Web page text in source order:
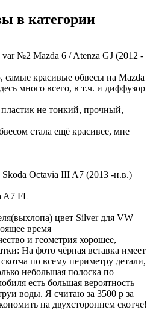
в категории
№2 Mazda 6 / Atenza GJ (2012 -
красивые обвесы на Mazda
много всего, в т.ч. и диффузор
не тонкий, прочный,
стала ещё красивее, мне
Octavia III A7 (2013 -н.в.)
A7 FL
цвет Silver для VW
время
и геометрия хорошее,
На фото чёрная вставка имеет
по всему периметру детали,
небольшая полоска по
есть большая вероятность
воды. Я считаю за 3500 р за
на двухстороннем скотче!